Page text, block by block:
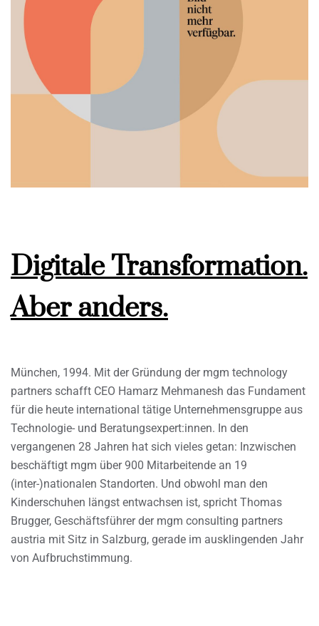
Digitale Transformation.
Aber anders.
München, 1994. Mit der Gründung der mgm technology
partners schafft CEO Hamarz Mehmanesh das Fundament
für die heute international tätige Unternehmensgruppe aus
Technologie- und Beratungsexpert:innen. In den
vergangenen 28 Jahren hat sich vieles getan: Inzwischen
beschäftigt mgm über 900 Mitarbeitende an 19
(inter-)nationalen Standorten. Und obwohl man den
Kinderschuhen längst entwachsen ist, spricht Thomas
Brugger, Geschäftsführer der mgm consulting partners
austria mit Sitz in Salzburg, gerade im ausklingenden Jahr
von Aufbruchstimmung.